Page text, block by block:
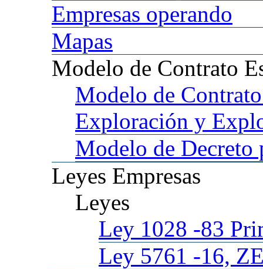
Empresas operando
Mapas
Modelo de Contrato
Modelo de
Exploración y
Modelo de Decreto
Leyes Empresas
Leyes
Ley 1028 -83
Ley 5761 -16,